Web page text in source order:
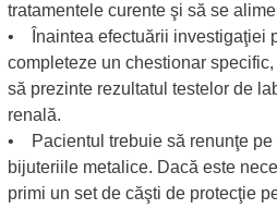
tratamentele curente şi să se
• Înaintea efectuării investigaţiei
completeze un chestionar
să prezinte rezultatul testelor de
renală.
• Pacientul trebuie să renunţe pe
bijuteriile metalice. Dacă este
primi un set de căşti de protecţie